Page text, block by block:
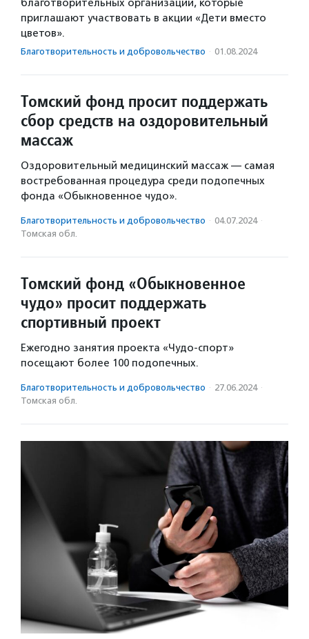
благотворительных организаций, которые
приглашают участвовать в акции «Дети вместо
цветов».
Благотвори­тель­ность и доброволь­чест­во · 01.08.2024
Томский фонд просит поддержать
сбор средств на оздоровительный
массаж
Оздоровительный медицинский массаж — самая
востребованная процедура среди подопечных
фонда «Обыкновенное чудо».
Благотвори­тель­ность и доброволь­чест­во · 04.07.2024 ·
Томская обл.
Томский фонд «Обыкновенное
чудо» просит поддержать
спортивный проект
Ежегодно занятия проекта «Чудо-спорт»
посещают более 100 подопечных.
Благотвори­тель­ность и доброволь­чест­во · 27.06.2024 ·
Томская обл.